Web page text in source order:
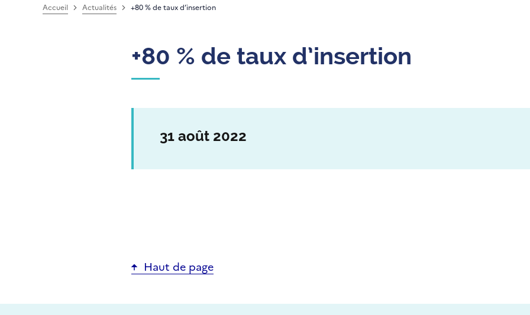
Accueil Actualités +80 % de taux d’insertion
+80 % de taux d’insertion
31 août 2022
Haut de page